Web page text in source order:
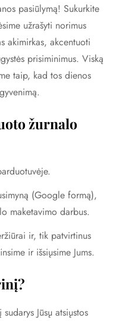
pasiūlymą! Sukurkite
užrašyti norimus
akimirkas, akcentuoti
prisiminimus. Viską
taip, kad tos dienos
žurnalo
(Google formą),
maketavimo darbus.
ir, tik patvirtinus
ir išsiųsime Jums.
Jūsų atsiųstos